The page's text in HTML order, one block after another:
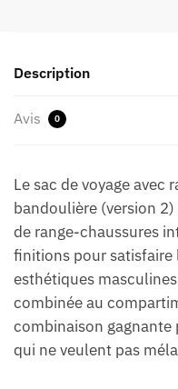
Description
Avis 0
Le sac de voyage avec
bandoulière (version
de range-chaussures
finitions pour
esthétiques
combinée au
combinaison gagnante
qui ne veulent pas